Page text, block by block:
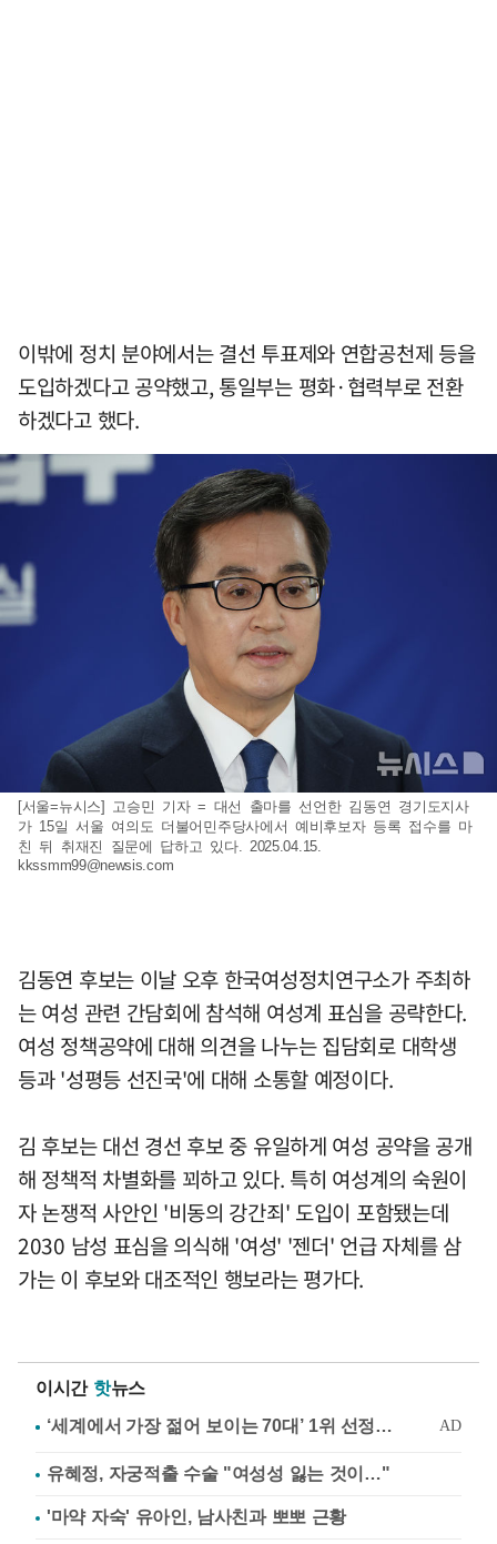
이밖에 정치 분야에서는 결선 투표제와 연합공천제 등을
도입하겠다고 공약했고, 통일부는 평화·협력부로 전환
하겠다고 했다.
[서울=뉴시스] 고승민 기자 = 대선 출마를 선언한 김동연 경기도지사
가 15일 서울 여의도 더불어민주당사에서 예비후보자 등록 접수를 마
친 뒤 취재진 질문에 답하고 있다. 2025.04.15.
kkssmm99@newsis.com
김동연 후보는 이날 오후 한국여성정치연구소가 주최하
는 여성 관련 간담회에 참석해 여성계 표심을 공략한다.
여성 정책공약에 대해 의견을 나누는 집담회로 대학생
등과 '성평등 선진국'에 대해 소통할 예정이다.
김 후보는 대선 경선 후보 중 유일하게 여성 공약을 공개
해 정책적 차별화를 꾀하고 있다. 특히 여성계의 숙원이
자 논쟁적 사안인 '비동의 강간죄' 도입이 포함됐는데
2030 남성 표심을 의식해 '여성' '젠더' 언급 자체를 삼
가는 이 후보와 대조적인 행보라는 평가다.
이시간 핫뉴스
유혜정, 자궁적출 수술 "여성성 잃는 것이…"
'마약 자숙' 유아인, 남사친과 뽀뽀 근황